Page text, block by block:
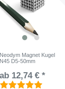
Neodym Magnet Kugel
N45 D5-50mm
ab 12,74 € *